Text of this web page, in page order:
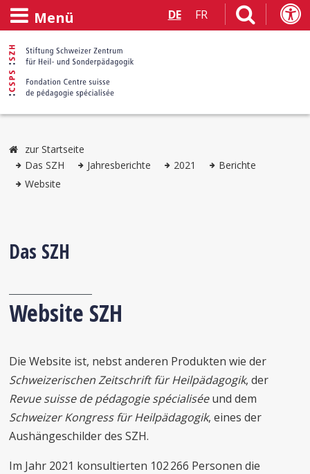
Menü DE FR
zur Startseite
Das SZH
Jahresberichte 2021
Berichte
Website
Das SZH
Website SZH
Die Website ist, nebst anderen Produkten wie der
Schweizerischen Zeitschrift für Heilpädagogik, der
Revue suisse de pédagogie spécialiséeund dem
Schweizer Kongress für Heilpädagogik, eines der
Aushängeschilder des SZH.
Im Jahr 2021 konsultierten 102 266 Personen die